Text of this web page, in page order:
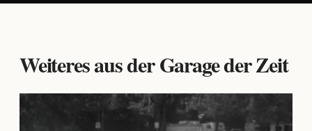
Weiteres aus der Garage der Zeit